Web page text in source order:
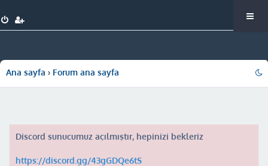
Ana sayfa Forum ana sayfa
Discord sunucumuz açılmıştır, hepinizi bekleriz
https://discord.gg/43gGDQe6tS